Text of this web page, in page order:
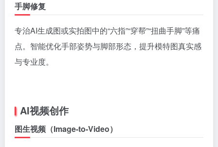
手脚修复
专治AI生成图或实拍图中的“六指”“穿帮”“扭曲手脚”等痛
点。智能优化手部姿势与脚部形态，提升模特图真实感
与专业度。
AI视频创作
图生视频（Image-to-Video）